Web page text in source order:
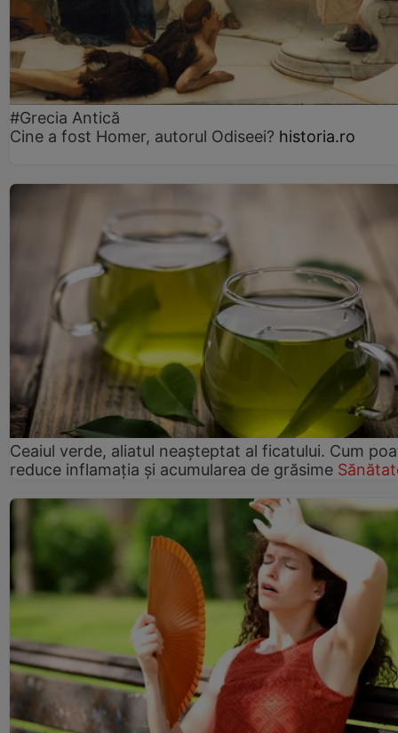
#Grecia Antică
Cine a fost Homer, autorul Odiseei? historia.ro
Ceaiul verde, aliatul neașteptat al ficatului. Cum
reduce inflamația și acumularea de grăsime